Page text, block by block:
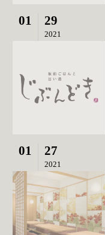
01 29
2021
01 27
2021